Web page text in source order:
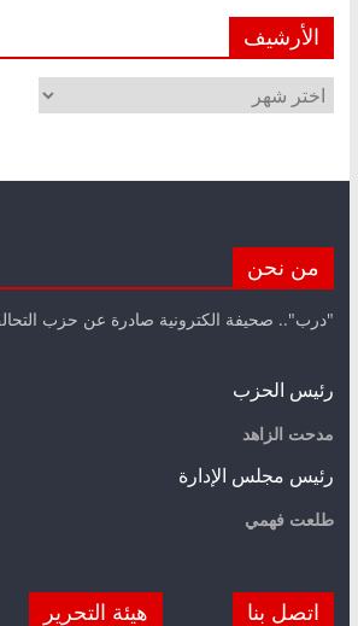
الأرشيف
الأرشيف
من نحن
"درب".. صحيفة الكترونية صادرة عن حزب
رئيس الحزب
مدحت الزاهد
رئيس مجلس الإدارة
طلعت فهمي
اتصل بنا هيئة التحرير